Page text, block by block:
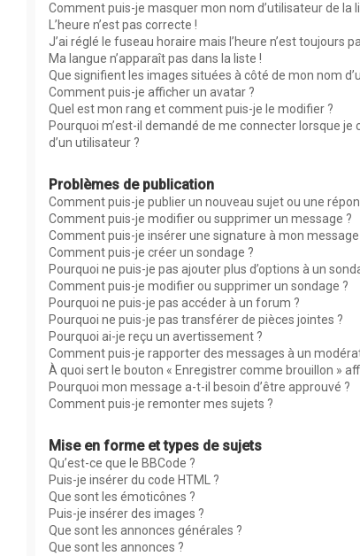
Comment puis-je masquer mon nom d’utilisateur de la
L’heure n’est pas correcte !
J’ai réglé le fuseau horaire mais l’heure n’est toujours
Ma langue n’apparaît pas dans la liste !
Que signifient les images situées à côté de mon nom
Comment puis-je afficher un avatar ?
Quel est mon rang et comment puis-je le modifier ?
Pourquoi m’est-il demandé de me connecter lorsque
d’un utilisateur ?
Problèmes de publication
Comment puis-je publier un nouveau sujet ou une
Comment puis-je modifier ou supprimer un message ?
Comment puis-je insérer une signature à mon message
Comment puis-je créer un sondage ?
Pourquoi ne puis-je pas ajouter plus d’options à un
Comment puis-je modifier ou supprimer un sondage ?
Pourquoi ne puis-je pas accéder à un forum ?
Pourquoi ne puis-je pas transférer de pièces jointes ?
Pourquoi ai-je reçu un avertissement ?
Comment puis-je rapporter des messages à un
À quoi sert le bouton « Enregistrer comme brouillon »
Pourquoi mon message a-t-il besoin d’être approuvé ?
Comment puis-je remonter mes sujets ?
Mise en forme et types de sujets
Qu’est-ce que le BBCode ?
Puis-je insérer du code HTML ?
Que sont les émoticônes ?
Puis-je insérer des images ?
Que sont les annonces générales ?
Que sont les annonces ?